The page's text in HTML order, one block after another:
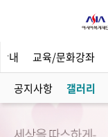
내 교육/문화강좌
공지사항 갤러리